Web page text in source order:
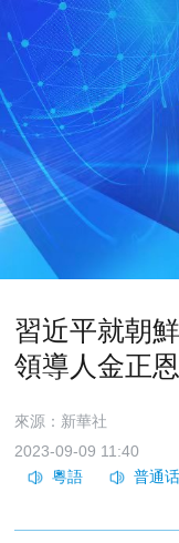
習近平就朝
領導人金正
來源：新華社
2023-09-09 11:40